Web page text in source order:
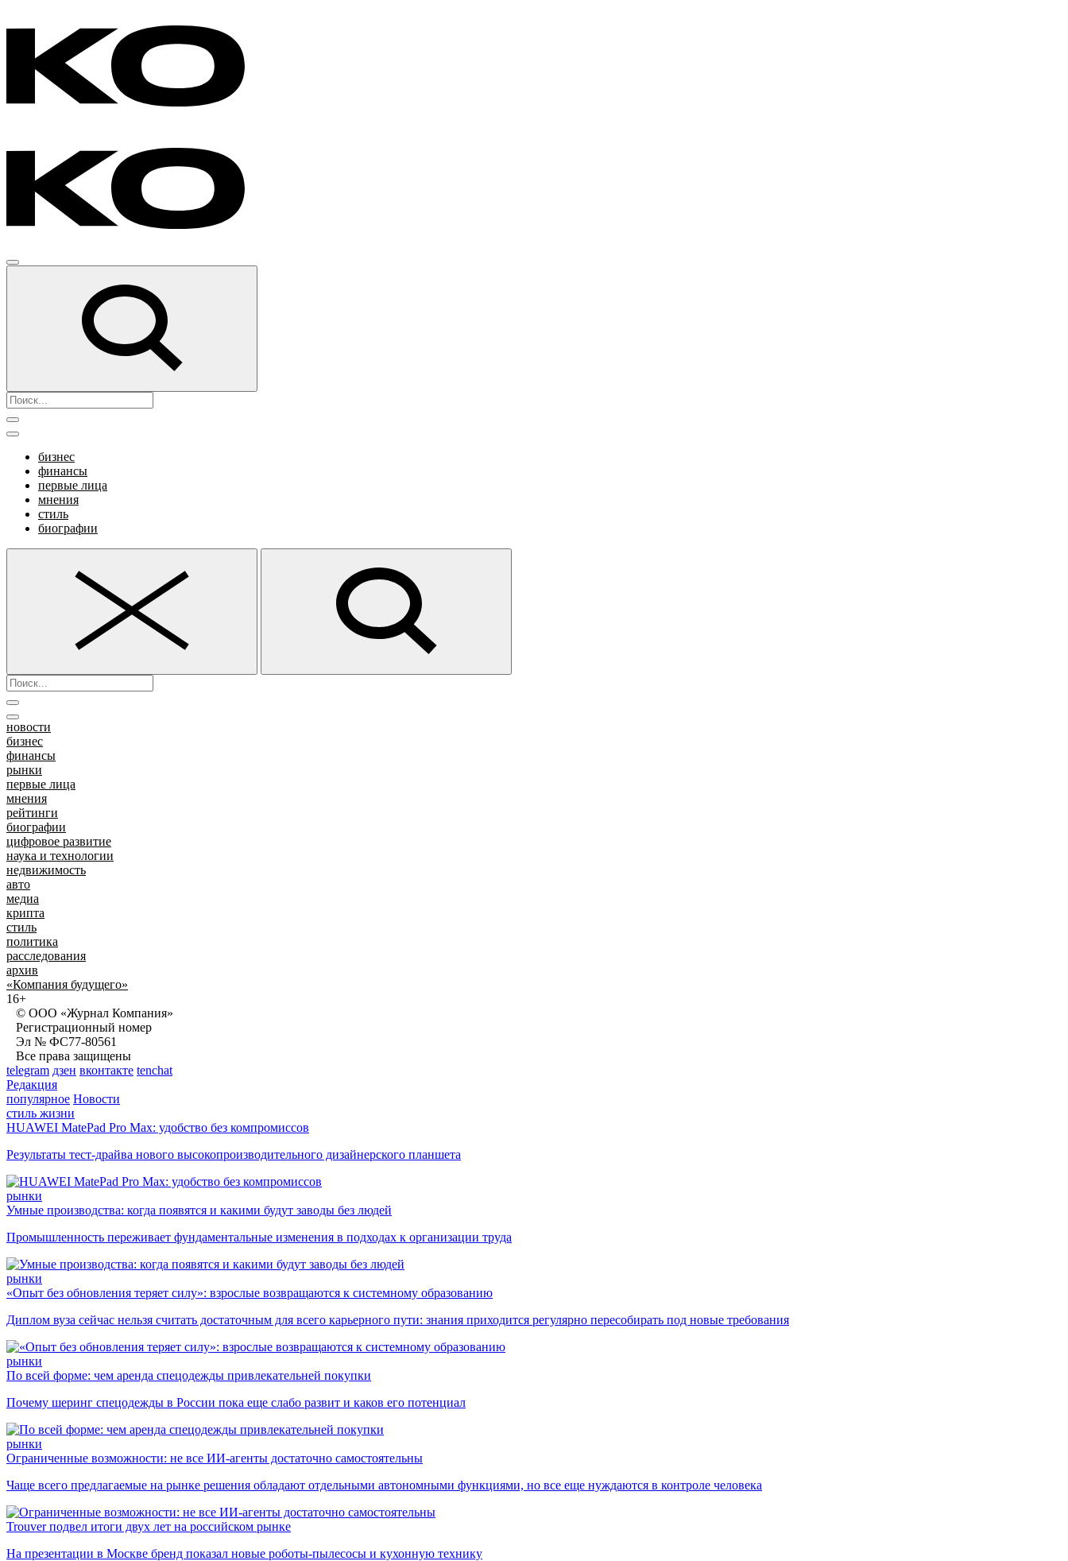
бизнес
финансы
первые лица
мнения
стиль
биографии
новости
бизнес
финансы
рынки
первые лица
мнения
рейтинги
биографии
цифровое развитие
наука и технологии
недвижимость
авто
медиа
крипта
стиль
политика
расследования
архив
«Компания будущего»
16+
© ООО «Журнал Компания»
Регистрационный номер
Эл № ФС77-80561
Все права защищены
telegram дзен вконтакте tenchat
Редакция
популярное Новости
стиль жизни
HUAWEI MatePad Pro Max: удобство без компромиссов
Результаты тест-драйва нового высокопроизводительного дизайнерского планшета
рынки
Умные производства: когда появятся и какими будут заводы без людей
Промышленность переживает фундаментальные изменения в подходах к организации труда
рынки
«Опыт без обновления теряет силу»: взрослые возвращаются к системному образованию
Диплом вуза сейчас нельзя считать достаточным для всего карьерного пути: знания приходится регулярно пересобирать под новые требования
рынки
По всей форме: чем аренда спецодежды привлекательней покупки
Почему шеринг спецодежды в России пока еще слабо развит и каков его потенциал
рынки
Ограниченные возможности: не все ИИ-агенты достаточно самостоятельны
Чаще всего предлагаемые на рынке решения обладают отдельными автономными функциями, но все еще нуждаются в контроле человека
Trouver подвел итоги двух лет на российском рынке
На презентации в Москве бренд показал новые роботы-пылесосы и кухонную технику